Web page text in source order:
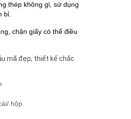
thép không gỉ, sử dụng
bỉ.
chặn giấy có thể điều
mã đẹp, thiết kế chắc
hộp